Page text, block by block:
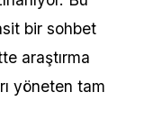
bir sohbet
araştırma
yöneten tam